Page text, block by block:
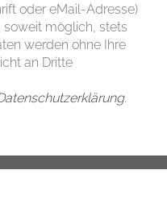
oder eMail-Adresse)
möglich, stets
werden ohne Ihre
an Dritte
.